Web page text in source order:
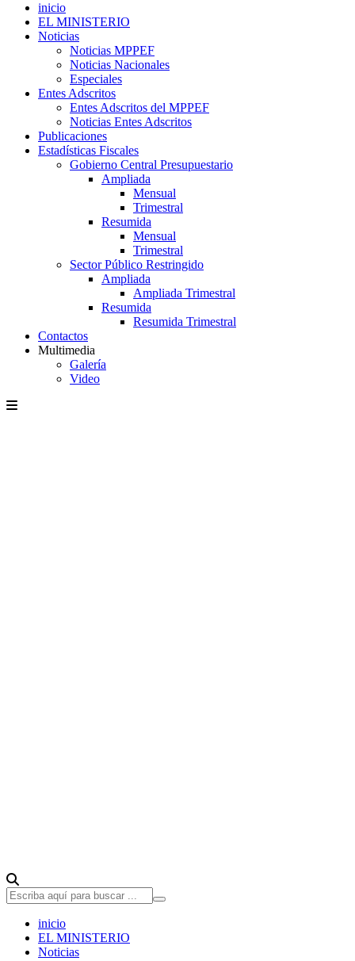
inicio
EL MINISTERIO
Noticias
Noticias MPPEF
Noticias Nacionales
Especiales
Entes Adscritos
Entes Adscritos del MPPEF
Noticias Entes Adscritos
Publicaciones
Estadísticas Fiscales
Gobierno Central Presupuestario
Ampliada
Mensual
Trimestral
Resumida
Mensual
Trimestral
Sector Público Restringido
Ampliada
Ampliada Trimestral
Resumida
Resumida Trimestral
Contactos
Multimedia
Galería
Video
inicio
EL MINISTERIO
Noticias